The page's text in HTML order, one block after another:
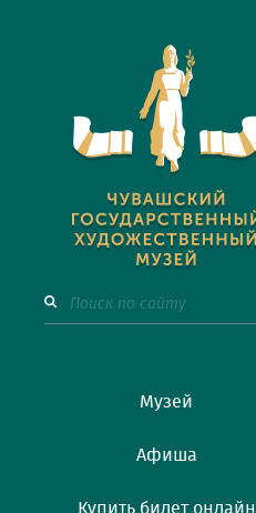
Музей
Афиша
Купить билет онлайн